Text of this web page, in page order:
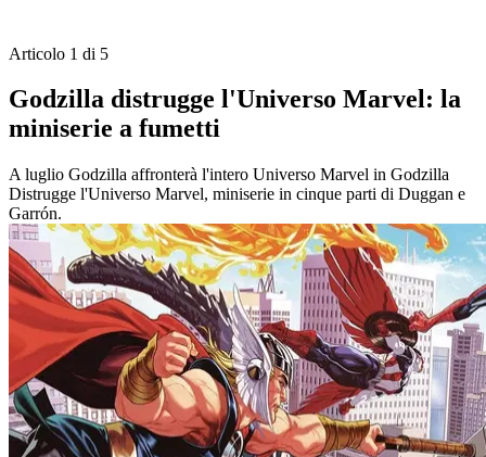
Articolo 1 di 5
Godzilla distrugge l'Universo Marvel: la
miniserie a fumetti
A luglio Godzilla affronterà l'intero Universo Marvel in Godzilla
Distrugge l'Universo Marvel, miniserie in cinque parti di Duggan e
Garrón.